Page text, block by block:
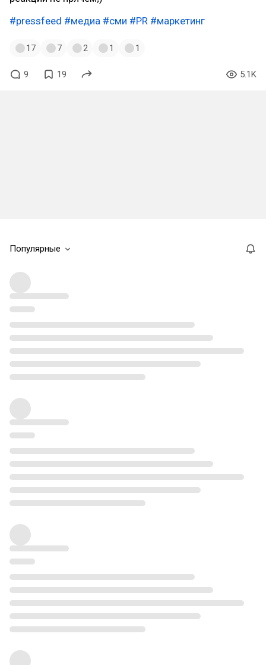
#pressfeed #медиа #сми #PR #маркетинг
17 7 2 1 1
9 19 5.1K
Популярные